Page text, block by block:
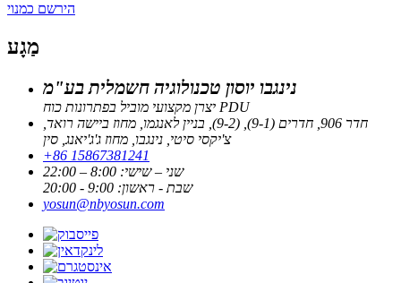
הירשם כמנוי
מַגָע
נינגבו יוסון טכנולוגיה חשמלית בע"מ
יצרן מקצועי מוביל בפתרונות כוח PDU
חדר 906, חדרים (9-1), (9-2), בניין לאנגמו, מחוז ביישה רואד,
צ'יקסי סיטי, נינגבו, מחוז ג'ג'יאנג, סין
+86 15867381241
שני – שישי: 8:00 – 22:00
שבת - ראשון: 9:00 - 20:00
yosun@nbyosun.com